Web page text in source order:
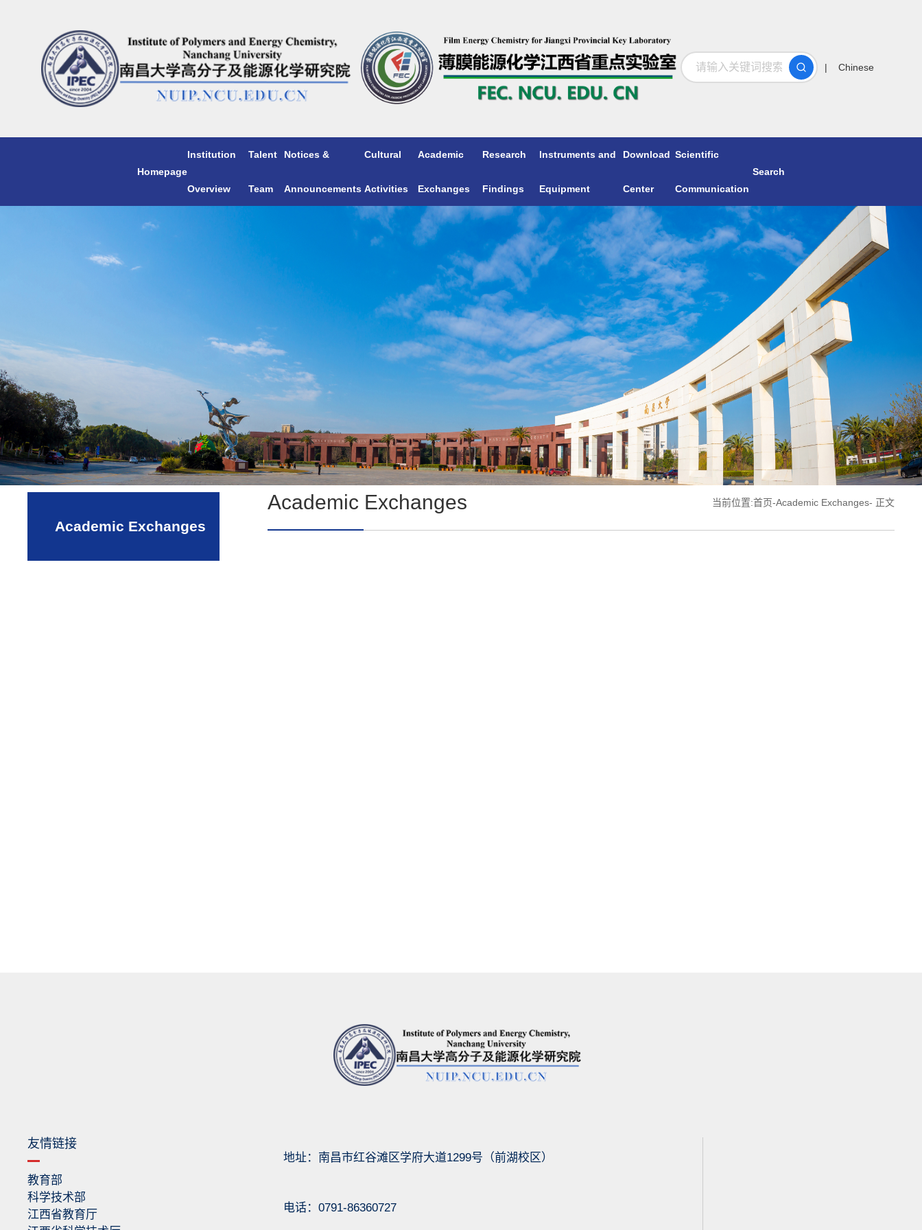
搜索
| Chinese
Homepage
Institution
Overview
Talent
Team
Notices &
Announcements
Cultural
Activities
Academic
Exchanges
Research
Findings
Instruments and
Equipment
Download
Center
Scientific
Communication
Search
Academic Exchanges
Academic Exchanges 当前位置:首页-Academic Exchanges- 正文
友情链接
教育部
科学技术部
江西省教育厅
地址：南昌市红谷滩区学府大道1299号（前湖校区）
电话：0791-86360727